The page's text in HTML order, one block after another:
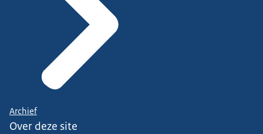
Archief
Over deze site